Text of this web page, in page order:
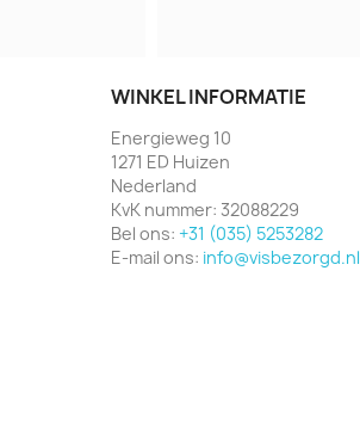
WINKEL INFORMATIE
Energieweg 10
1271 ED Huizen
Nederland
KvK nummer: 32088229
Bel ons: +31 (035) 5253282
E-mail ons: info@visbezorgd.nl